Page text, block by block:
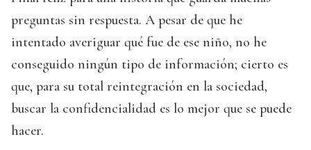
preguntas sin respuesta. A pesar de que he
intentado averiguar qué fue de ese niño, no he
conseguido ningún tipo de información; cierto es
que, para su total reintegración en la sociedad,
buscar la confidencialidad es lo mejor que se puede
hacer.